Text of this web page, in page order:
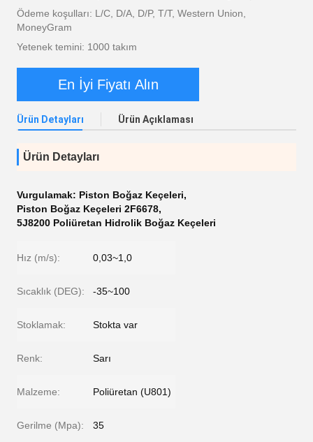
Ödeme koşulları: L/C, D/A, D/P, T/T, Western Union,
MoneyGram
Yetenek temini: 1000 takım
En İyi Fiyatı Alın
Ürün Detayları Ürün Açıklaması
Ürün Detayları
Vurgulamak: Piston Boğaz Keçeleri,
Piston Boğaz Keçeleri 2F6678,
5J8200 Poliüretan Hidrolik Boğaz Keçeleri
Hız (m/s): 0,03~1,0
Sıcaklık (DEG): -35~100
Stoklamak: Stokta var
Renk: Sarı
Malzeme: Poliüretan (U801)
Gerilme (Mpa): 35